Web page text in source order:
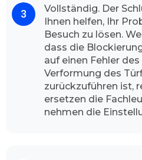
einsatzbereit, egal ob
in den Feiertagen.
Wie der
Hochfeld vorgeht
Die Sicherheit für Ihr
wichtig, Abhängig von
anrufen, und dem
Ihnen, ist der Experte
Vollständig. Der
Ihnen helfen, Ihr
Besuch zu lösen.
dass die
auf einen Fehler
Verformung des
zurückzuführen ist,
ersetzen die
nehmen die